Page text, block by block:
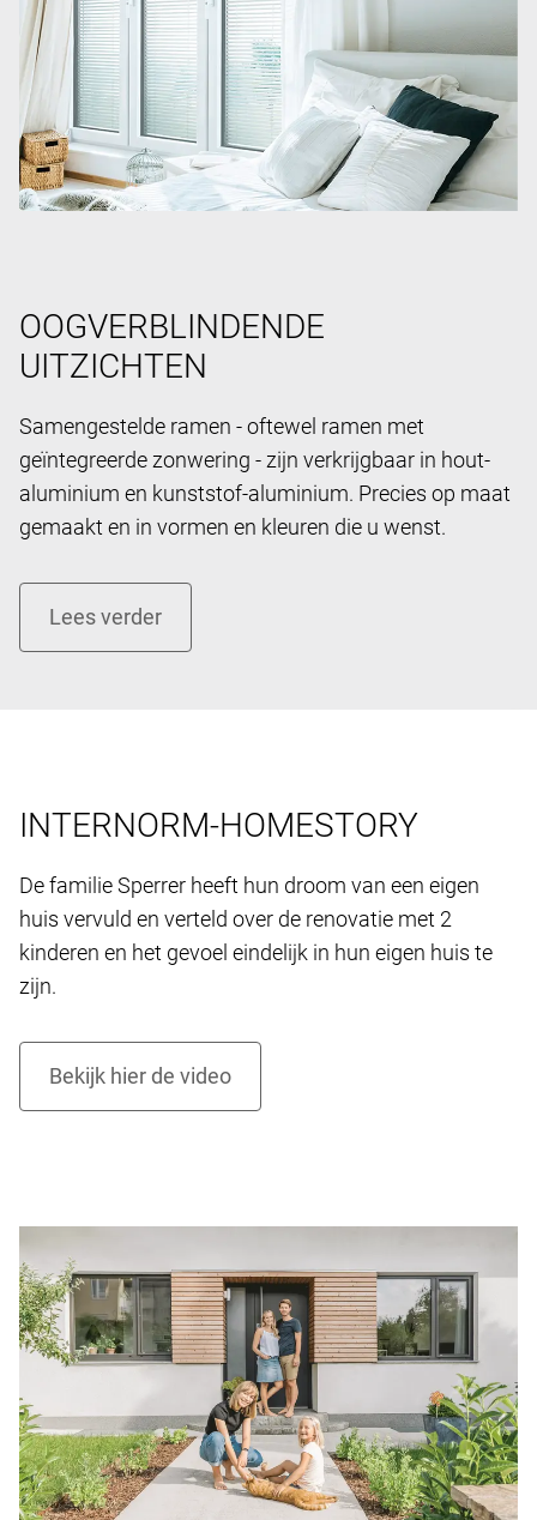
OOGVERBLINDENDE
UITZICHTEN
Samengestelde ramen - oftewel ramen met
geïntegreerde zonwering - zijn verkrijgbaar in hout-
aluminium en kunststof-aluminium. Precies op maat
gemaakt en in vormen en kleuren die u wenst.
INTERNORM-HOMESTORY
De familie Sperrer heeft hun droom van een eigen ​​
huis vervuld en verteld over de renovatie met 2
kinderen en het gevoel eindelijk in hun eigen huis te
zijn.